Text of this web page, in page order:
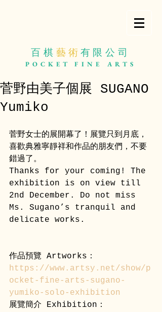
百棋 藝 術 有限公司
POCKET FINE ARTS
菅野由美子個展 SUGANO
Yumiko
菅野女士的展開幕了！展覽只到月底，
喜歡典雅寧靜祥和作品的朋友們，不要
錯過了。
Thanks for your coming! The
exhibition is on view till
2nd December. Do not miss
Ms. Sugano’s tranquil and
delicate works.
作品預覽 Artworks：
https://www.artsy.net/show/p
ocket-fine-arts-sugano-
yumiko-solo-exhibition
展覽簡介 Exhibition：